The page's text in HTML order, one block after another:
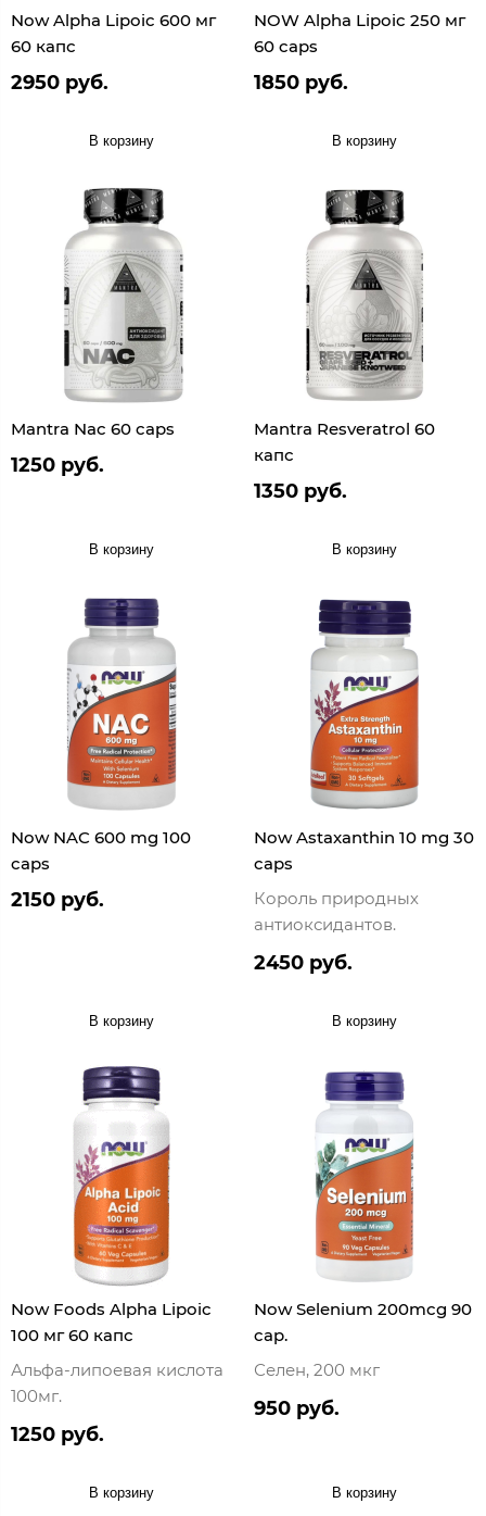
Now Alpha Lipoic 600 мг
60 капс
2950 руб.
В корзину
NOW Alpha Lipoic 250 мг
60 caps
1850 руб.
В корзину
Mantra Nac 60 caps
1250 руб.
В корзину
Mantra Resveratrol 60
капс
1350 руб.
В корзину
Now NAC 600 mg 100
caps
2150 руб.
В корзину
Now Astaxanthin 10 mg 30
caps
Король природных
антиоксидантов.
2450 руб.
В корзину
Now Foods Alpha Lipoic
100 мг 60 капс
Альфа-липоевая кислота
100мг.
1250 руб.
В корзину
Now Selenium 200mcg 90
cap.
Селен, 200 мкг
950 руб.
В корзину